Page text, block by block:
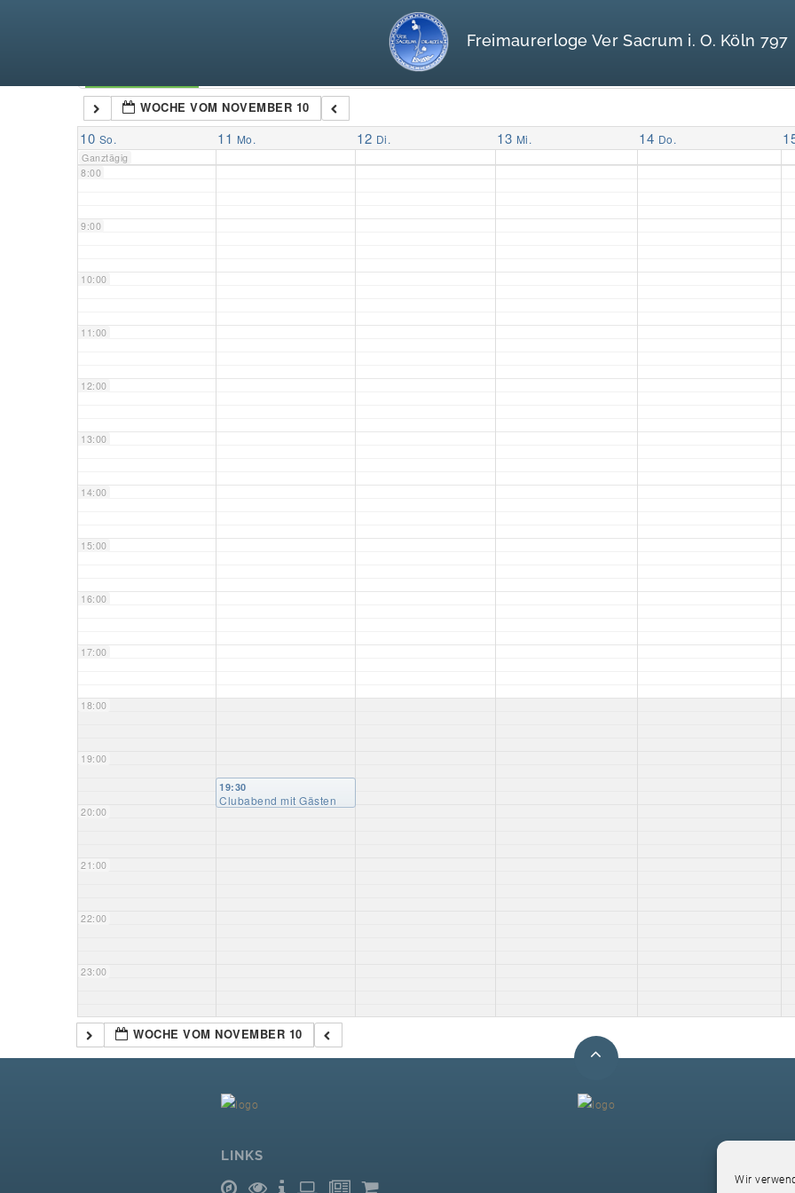
Wir
Freimaurerloge Ver Sacrum i. O. Köln 797
WOCHE VOM NOVEMBER 10
10 So. 11 Mo. 12 Di. 13 Mi. 14 Do.
Ganztägig
7:00
8:00
9:00
10:00
11:00
12:00
13:00
14:00
15:00
16:00
17:00
18:00
19:00
20:00
21:00
22:00
23:00
19:30
Clubabend mit Gästen
WOCHE VOM NOVEMBER 10
LINKS